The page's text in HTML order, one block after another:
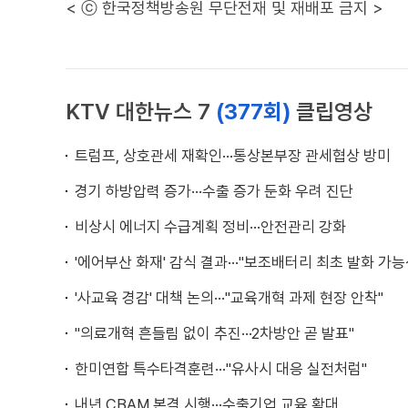
< ⓒ 한국정책방송원 무단전재 및 재배포 금지 >
KTV 대한뉴스 7 (377회) 클립영상
트럼프, 상호관세 재확인···통상본부장 관세협상 방미
경기 하방압력 증가···수출 증가 둔화 우려 진단
비상시 에너지 수급계획 정비···안전관리 강화
'에어부산 화재' 감식 결과···"보조배터리 최초 발화 가
'사교육 경감' 대책 논의···"교육개혁 과제 현장 안착"
"의료개혁 흔들림 없이 추진···2차방안 곧 발표"
한미연합 특수타격훈련···"유사시 대응 실전처럼"
내년 CBAM 본격 시행···수출기업 교육 확대